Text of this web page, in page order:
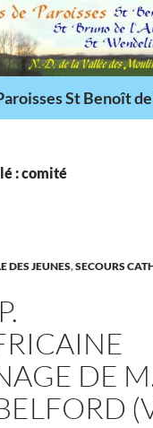
: comité
DES JEUNES,SECOURS
DE